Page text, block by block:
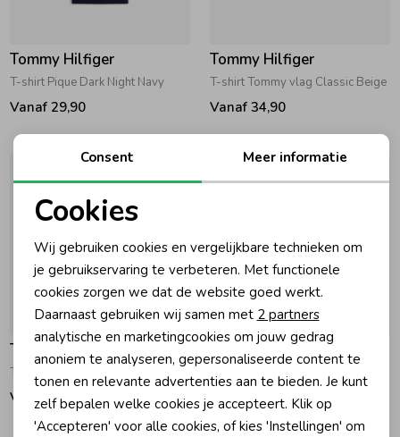
Tommy Hilfiger
T-shirt Pique Dark Night Navy
Vanaf 29,90
Tommy Hilfiger
T-shirt Tommy vlag Classic Beige
Vanaf 34,90
Tommy Hilfiger
Vanaf 34,90
Tommy Hilfiger
T-shirt Tonal Flag Neon Lychee
Vanaf 24,90
Noodzakelijke cookies
Personalisatie cookies
Analytische cookies
Marketing cookies
Consent Meer informatie
Cookies
Wij gebruiken cookies en vergelijkbare technieken om
je gebruikservaring te verbeteren. Met functionele
cookies zorgen we dat de website goed werkt.
Daarnaast gebruiken wij samen met 2 partners
analytische en marketingcookies om jouw gedrag
anoniem te analyseren, gepersonaliseerde content te
tonen en relevante advertenties aan te bieden. Je kunt
zelf bepalen welke cookies je accepteert. Klik op
'Accepteren' voor alle cookies, of kies 'Instellingen' om